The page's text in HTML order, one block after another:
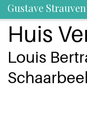
Gustave Strauven
Huis
Louis